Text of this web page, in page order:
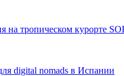
на тропическом курорте
digital nomads в Испании